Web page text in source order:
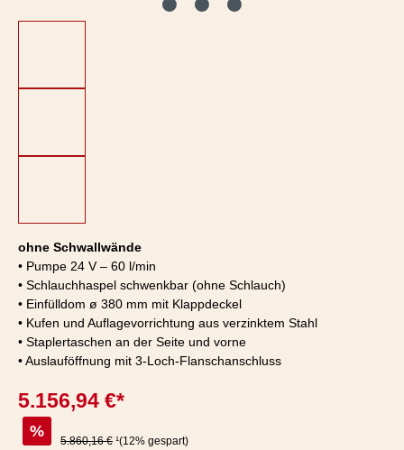
ohne Schwallwände
• Pumpe 24 V – 60 l/min
• Schlauchhaspel schwenkbar (ohne Schlauch)
• Einfülldom ø 380 mm mit Klappdeckel
• Kufen und Auflagevorrichtung aus verzinktem Stahl
• Staplertaschen an der Seite und vorne
• Auslauföffnung mit 3-Loch-Flanschanschluss
5.156,94 €*
% Regulärer Preis:
5.860,16 € ¹(12% gespart)